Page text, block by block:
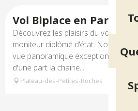
Vol Biplace en
Découvrez les plaisirs du vol
moniteur diplômé d'état. Notre
vue panoramique exceptionnelle :
d'une part la chaine...
Plateau-des-Petites-Roches